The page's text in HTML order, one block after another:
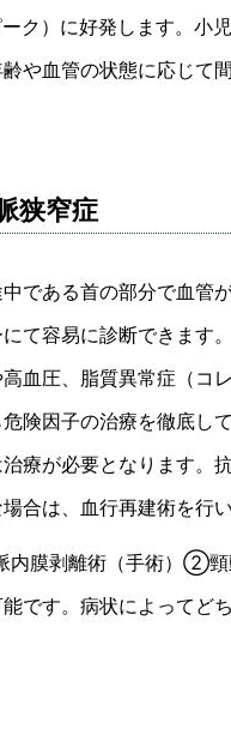
ク）に好発します。小
や血管の状態に応じて
狭窄症
である首の部分で血管
て容易に診断できます
血圧、脂質異常症（コ
険因子の治療を徹底し
療が必要となります。
合は、血行再建術を行い
膜剥離術（手術）②頸
です。病状によってど